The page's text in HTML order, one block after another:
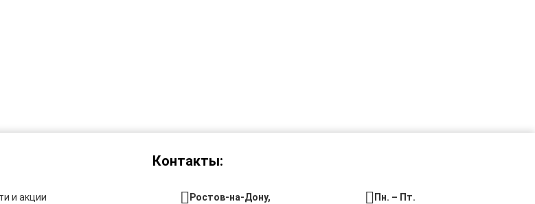
и акции
Контакты:
Ростов-на-Дону, Пн. – Пт.